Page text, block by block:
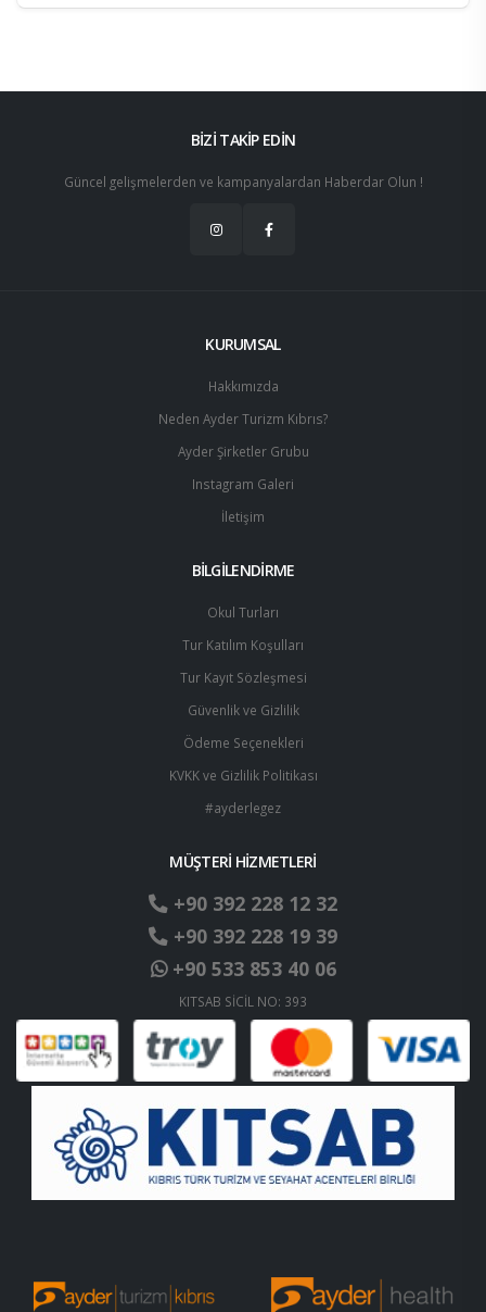
BİZİ TAKİP EDİN
Güncel gelişmelerden ve kampanyalardan Haberdar Olun !
KURUMSAL
Hakkımızda
Neden Ayder Turizm Kıbrıs?
Ayder Şirketler Grubu
Instagram Galeri
İletişim
BİLGİLENDİRME
Okul Turları
Tur Katılım Koşulları
Tur Kayıt Sözleşmesi
Güvenlik ve Gizlilik
Ödeme Seçenekleri
KVKK ve Gizlilik Politikası
#ayderlegez
MÜŞTERİ HİZMETLERİ
+90 392 228 12 32
+90 392 228 19 39
+90 533 853 40 06
KITSAB SİCİL NO: 393